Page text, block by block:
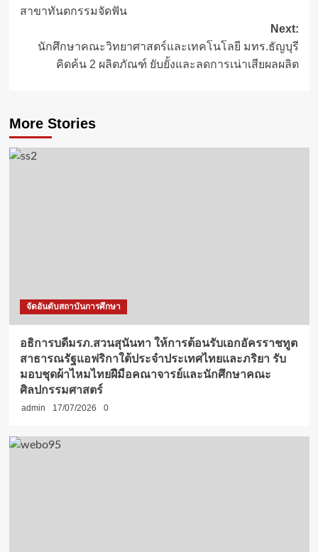
สาขาทันตกรรมจัดฟัน
Next:
นักศึกษาคณะวิทยาศาสตร์และเทคโนโลยี มทร.ธัญบุรี
คิดค้น 2 ผลิตภัณฑ์ ยับยั้งและลดการเน่าเสียผลผลิต
More Stories
จัดอันดับสถาบันการศึกษา
อธิการบดีมรภ.สวนสุนันทา ให้การต้อนรับเอกอัครราชทูต
สาธารณรัฐแอฟริกาใต้ประจำประเทศไทยและภริยา รับ
มอบชุดผ้าไหมไทยฝีมือคณาจารย์และนักศึกษาคณะ
ศิลปกรรมศาสตร์
admin 17/07/2026 0